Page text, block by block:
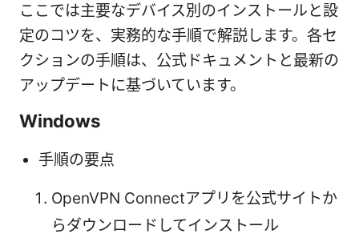
ここでは主要なデバイス別のインストールと設
定のコツを、実務的な手順で解説します。各セ
クションの手順は、公式ドキュメントと最新の
アップデートに基づいています。
Windows
手順の要点
OpenVPN Connectアプリを公式サイトか
らダウンロードしてインストール